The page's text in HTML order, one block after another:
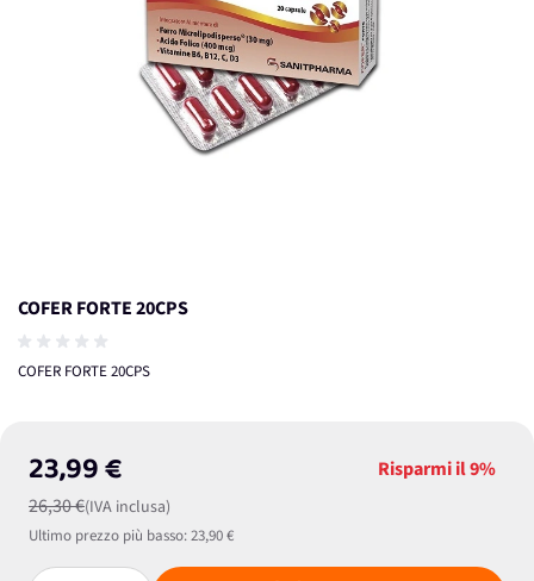
COFER FORTE 20CPS
COFER FORTE 20CPS
23,99 €
26,30 €(IVA inclusa)
Risparmi il9%
Ultimo prezzo più basso:23,90 €